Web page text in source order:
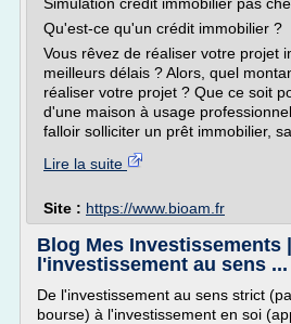
Qu'est-ce qu'un crédit immobilier ?
Vous rêvez de réaliser votre projet
meilleurs délais ? Alors, quel
réaliser votre projet ? Que ce soit
d'une maison à usage
falloir solliciter un prêt immobilier,
Lire la suite
Site : https://www.bioam.fr
Blog Mes Investissements
l'investissement au sens ...
De l'investissement au sens strict
bourse) à l'investissement en soi